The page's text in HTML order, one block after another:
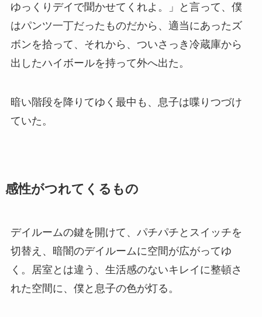
ゆっくりデイで聞かせてくれよ。」と言って、僕
はパンツ一丁だったものだから、適当にあったズ
ボンを拾って、それから、ついさっき冷蔵庫から
出したハイボールを持って外へ出た。
暗い階段を降りてゆく最中も、息子は喋りつづけ
ていた。
感性がつれてくるもの
デイルームの鍵を開けて、パチパチとスイッチを
切替え、暗闇のデイルームに空間が広がってゆ
く。居室とは違う、生活感のないキレイに整頓さ
れた空間に、僕と息子の色が灯る。